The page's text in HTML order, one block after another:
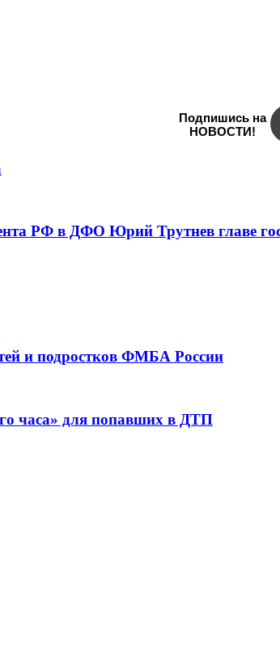
Подпишись на
НОВОСТИ!
РФ в ДФО Юрий Трутнев главе
и подростков ФМБА России
часа» для попавших в ДТП